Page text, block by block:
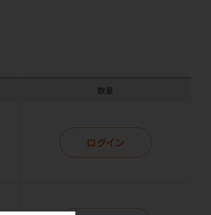
数量
ログイン